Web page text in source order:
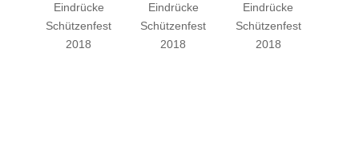
Eindrücke
Schützenfest
2018
Eindrücke
Schützenfest
2018
Eindrücke
Schützenfest
2018